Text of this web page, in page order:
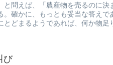
と問えば、「農産物を売るのに決
。確かに、もっとも妥当な答えで
どまるようであれば、何か物足
び